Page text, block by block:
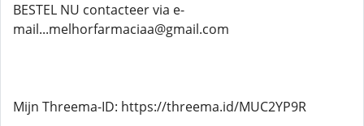
BESTEL NU contacteer via e-
mail...melhorfarmaciaa@gmail.com
Mijn Threema-ID: https://threema.id/MUC2YP9R